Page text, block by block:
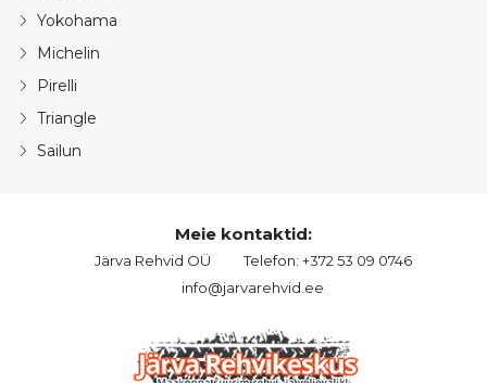
Yokohama
Michelin
Pirelli
Triangle
Sailun
Meie kontaktid:
Järva Rehvid OÜ
Telefon: +372 53 09 0746
info@jarvarehvid.ee